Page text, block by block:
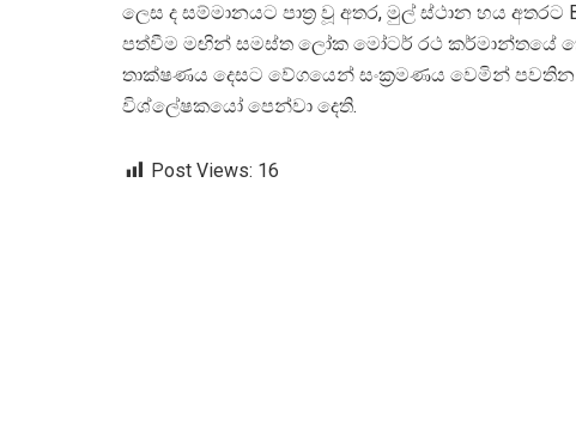
ලෙස ද සම්මානයට පාත් ර වූ අතර, මුල් ස්ථාන හය
පත්වීම මඟින් සමස්ත ලෝක මෝටර් රථ කර්මාන්තයේ
තාක්ෂණය දෙසට වේගයෙන් සංක්රමණය වෙමින්
විශ්ලේෂකයෝ පෙන්වා දෙති.
Post Views: 16